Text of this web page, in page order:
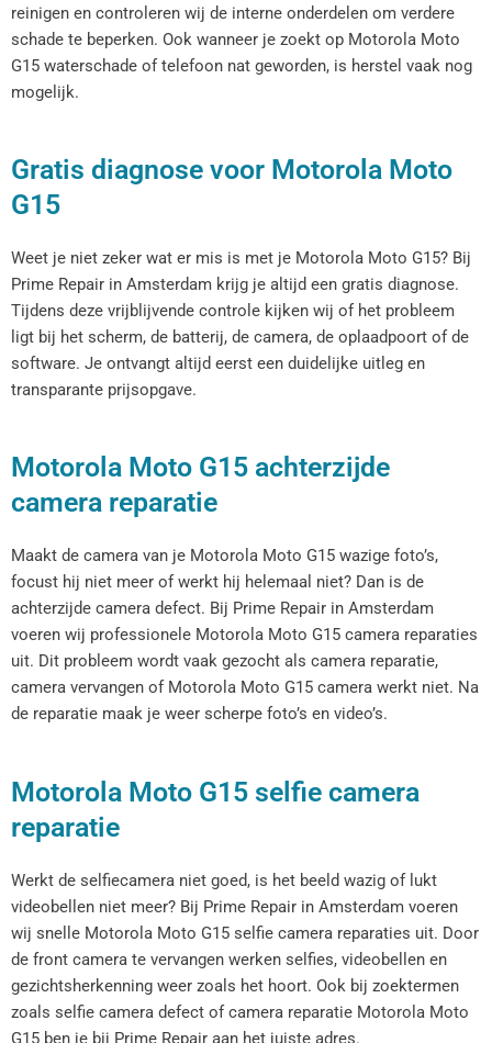
reinigen en controleren wij de interne onderdelen om verdere
schade te beperken. Ook wanneer je zoekt op Motorola Moto
G15 waterschade of telefoon nat geworden, is herstel vaak nog
mogelijk.
Gratis diagnose voor Motorola Moto
G15
Weet je niet zeker wat er mis is met je Motorola Moto G15? Bij
Prime Repair in Amsterdam krijg je altijd een gratis diagnose.
Tijdens deze vrijblijvende controle kijken wij of het probleem
ligt bij het scherm, de batterij, de camera, de oplaadpoort of de
software. Je ontvangt altijd eerst een duidelijke uitleg en
transparante prijsopgave.
Motorola Moto G15 achterzijde
camera reparatie
Maakt de camera van je Motorola Moto G15 wazige foto’s,
focust hij niet meer of werkt hij helemaal niet? Dan is de
achterzijde camera defect. Bij Prime Repair in Amsterdam
voeren wij professionele Motorola Moto G15 camera reparaties
uit. Dit probleem wordt vaak gezocht als camera reparatie,
camera vervangen of Motorola Moto G15 camera werkt niet. Na
de reparatie maak je weer scherpe foto’s en video’s.
Motorola Moto G15 selfie camera
reparatie
Werkt de selfiecamera niet goed, is het beeld wazig of lukt
videobellen niet meer? Bij Prime Repair in Amsterdam voeren
wij snelle Motorola Moto G15 selfie camera reparaties uit. Door
de front camera te vervangen werken selfies, videobellen en
gezichtsherkenning weer zoals het hoort. Ook bij zoektermen
zoals selfie camera defect of camera reparatie Motorola Moto
G15 ben je bij Prime Repair aan het juiste adres.